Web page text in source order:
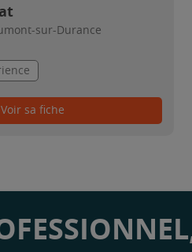
sur-Durance
Voir sa fiche